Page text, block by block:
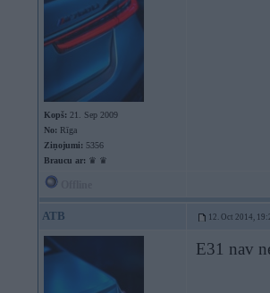
Kopš: 21. Sep 2009
No: Rīga
Ziņojumi: 5356
Braucu ar: ♛ ♛
ATB 12. Oct 2014,
E31 nav